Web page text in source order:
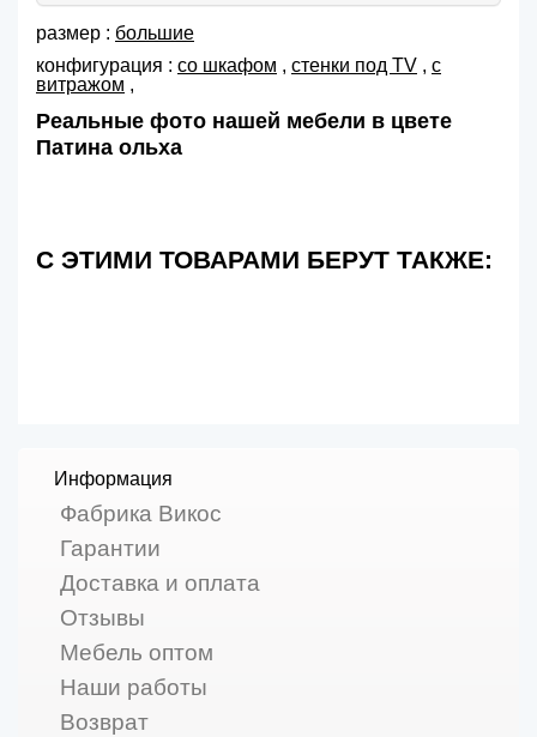
размер : большие
конфигурация : со шкафом , cтенки под TV , с
витражом ,
Реальные фото нашей мебели в цвете
Патина ольха
С ЭТИМИ ТОВАРАМИ БЕРУТ ТАКЖЕ:
Информация
Фабрика Викос
Гарантии
Доставка и оплата
Отзывы
Мебель оптом
Наши работы
Возврат